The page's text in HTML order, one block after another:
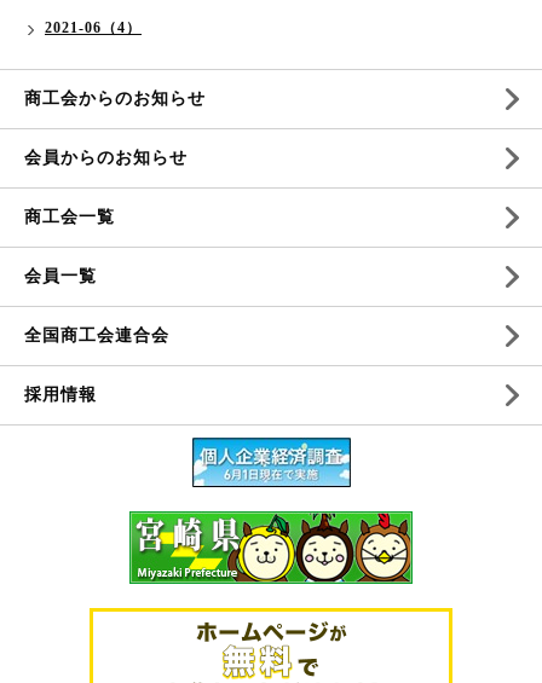
2021-06（4）
商工会からのお知らせ
会員からのお知らせ
商工会一覧
会員一覧
全国商工会連合会
採用情報